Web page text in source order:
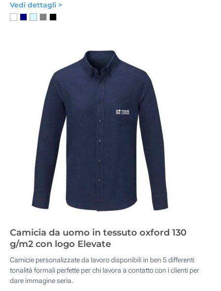
Vedi dettagli >
Camicia da uomo in tessuto oxford 130
g/m2 con logo Elevate
Camicie personalizzate da lavoro disponibili in ben 5 differenti
tonalità formali perfette per chi lavora a contatto con i clienti per
dare immagine seria.